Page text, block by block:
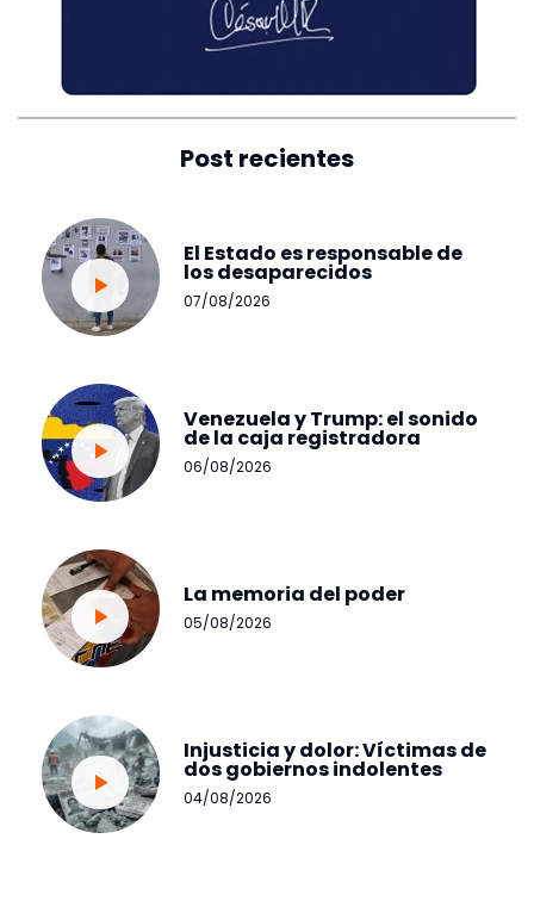
Post recientes
El Estado es responsable de
los desaparecidos
07/08/2026
Venezuela y Trump: el sonido
de la caja registradora
06/08/2026
La memoria del poder
05/08/2026
Injusticia y dolor: Víctimas de
dos gobiernos indolentes
04/08/2026